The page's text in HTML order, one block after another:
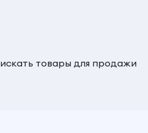
искать товары для продажи